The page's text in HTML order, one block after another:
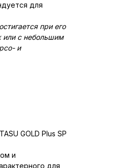
для
при его
или с небольшим
и
GOLD Plus SP
и
для